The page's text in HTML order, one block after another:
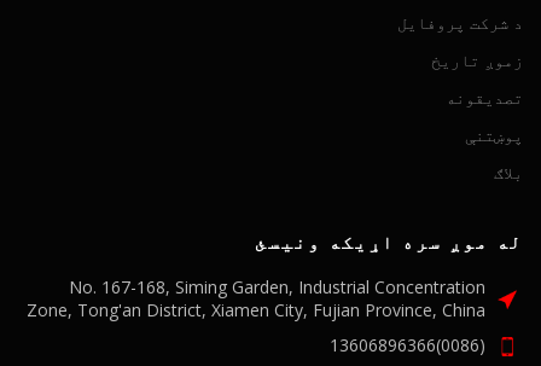
د شرکت پروفایل
زموږ تاریخ
تصدیقونه
پوښتنې
بلاګ
له موږ سره اړیکه ونیسئ
No. 167-168, Siming Garden, Industrial Concentration
Zone, Tong'an District, Xiamen City, Fujian Province, China
(0086)13606896366